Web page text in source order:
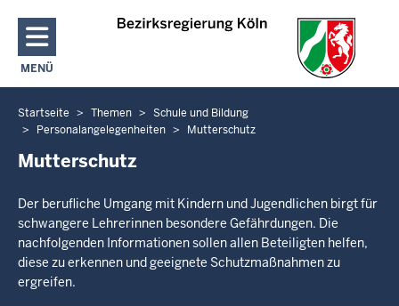
Direkt zum Inhalt
MENÜ
NAVIGATION AKTIVIEREN/DEAKTIVIEREN: HAUPTMENÜ
Sie
befinden
sich
Startseite Themen
Schule und Bildung
Personalangelegenheiten
Mutterschutz
Mutterschutz
Der berufliche Umgang mit Kindern und Jugendlichen birgt für
schwangere Lehrerinnen besondere Gefährdungen. Die
nachfolgenden Informationen sollen allen Beteiligten helfen,
diese zu erkennen und geeignete Schutzmaßnahmen zu
ergreifen.